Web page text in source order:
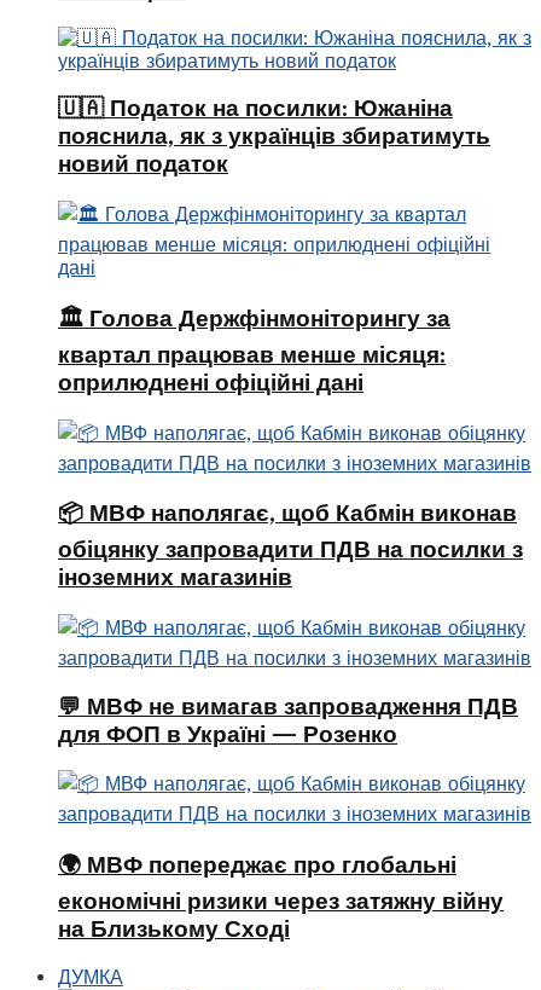
🇺🇦 Податок на посилки: Южаніна
пояснила, як з українців збиратимуть
новий податок
🏛 Голова Держфінмоніторингу за
квартал працював менше місяця:
оприлюднені офіційні дані
📦 МВФ наполягає, щоб Кабмін виконав
обіцянку запровадити ПДВ на посилки з
іноземних магазинів
💬 МВФ не вимагав запровадження ПДВ
для ФОП в Україні — Розенко
🌍 МВФ попереджає про глобальні
економічні ризики через затяжну війну
на Близькому Сході
ДУМКА